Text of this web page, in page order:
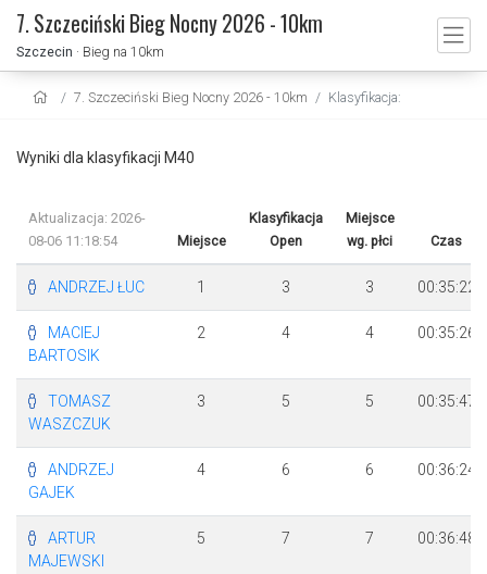
7. Szczeciński Bieg Nocny 2026 - 10km
Szczecin · Bieg na 10km
7. Szczeciński Bieg Nocny 2026 - 10km Klasyfikacja:
Wyniki dla klasyfikacji M40
Aktualizacja: 2026-
08-06 11:18:54
Miejsce
Klasyfikacja
Open
Miejsce
wg. płci
Czas
ANDRZEJ ŁUC 1 3 3 00:35:22
MACIEJ
BARTOSIK
2 4 4 00:35:26
TOMASZ
WASZCZUK
3 5 5 00:35:47
ANDRZEJ
GAJEK
4 6 6 00:36:24
ARTUR
MAJEWSKI
5 7 7 00:36:48